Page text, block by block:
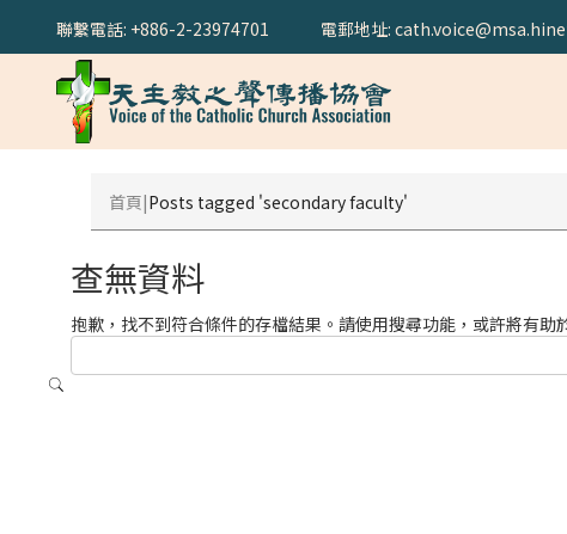
聯繫電話: +886-2-23974701 電郵地址:
首頁 Posts tagged 'secondary faculty'
查無資料
抱歉，找不到符合條件的存檔結果。請使用搜尋功能，或許將有助